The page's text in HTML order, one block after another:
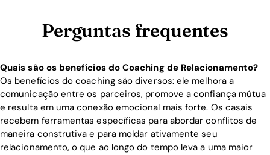
Perguntas frequentes
Quais são os benefícios do Coaching de Relacionamento?
Os benefícios do coaching são diversos: ele melhora a
comunicação entre os parceiros, promove a confiança mútua
e resulta em uma conexão emocional mais forte. Os casais
recebem ferramentas específicas para abordar conflitos de
maneira construtiva e para moldar ativamente seu
relacionamento, o que ao longo do tempo leva a uma maior